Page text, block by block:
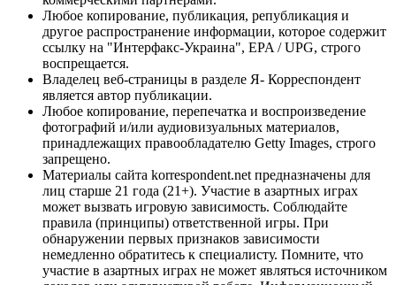
Любое копирование, публикация, републикация и
другое распространение информации, которое содержит
ссылку на "Интерфакс-Украина", EPA / UPG, строго
воспрещается.
Владелец веб-страницы в разделе Я- Корреспондент
является автор публикации.
Любое копирование, перепечатка и воспроизведение
фотографий и/или аудиовизуальных материалов,
принадлежащих правообладателю Getty Images, строго
запрещено.
Материалы сайта korrespondent.net предназначены для
лиц старше 21 года (21+). Участие в азартных играх
может вызвать игровую зависимость. Соблюдайте
правила (принципы) ответственной игры. При
обнаружении первых признаков зависимости
немедленно обратитесь к специалисту. Помните, что
участие в азартных играх не может являться источником